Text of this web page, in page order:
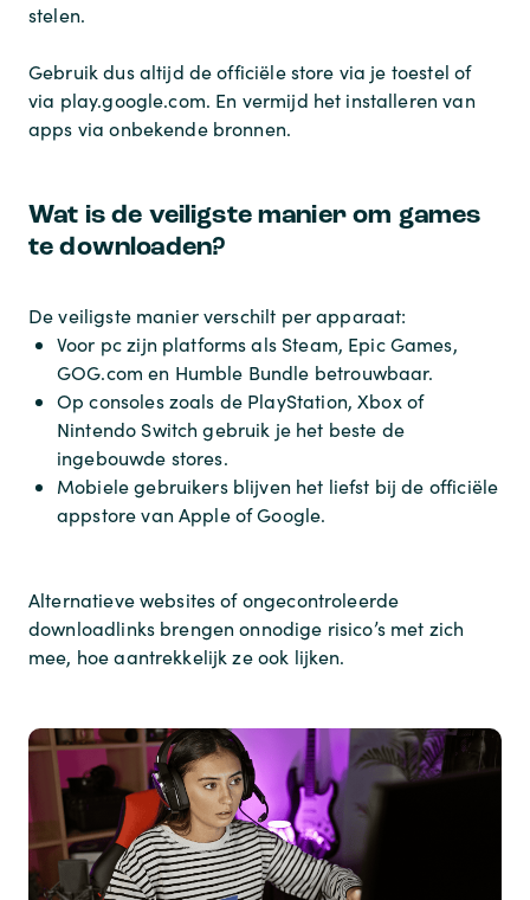
stelen.
Gebruik dus altijd de officiële store via je toestel of
via play.google.com. En vermijd het installeren van
apps via onbekende bronnen.
Wat is de veiligste manier om games
te downloaden?
De veiligste manier verschilt per apparaat:
Voor pc zijn platforms als Steam, Epic Games,
GOG.com en Humble Bundle betrouwbaar.
Op consoles zoals de PlayStation, Xbox of
Nintendo Switch gebruik je het beste de
ingebouwde stores.
Mobiele gebruikers blijven het liefst bij de officiële
appstore van Apple of Google.
Alternatieve websites of ongecontroleerde
downloadlinks brengen onnodige risico’s met zich
mee, hoe aantrekkelijk ze ook lijken.